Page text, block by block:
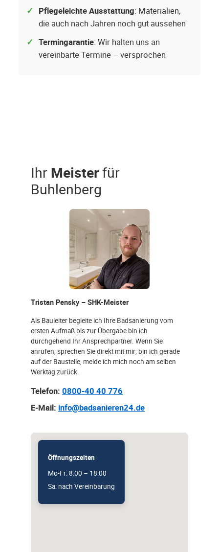
Pflegeleichte Ausstattung: Materialien,
die auch nach Jahren noch gut aussehen
Termingarantie: Wir halten uns an
vereinbarte Termine – versprochen
Ihr Meisterfür
Buhlenberg
Tristan Pensky – SHK-Meister
Als Bauleiter begleite ich Ihre Badsanierung vom
ersten Aufmaß bis zur Übergabe bin ich
durchgehend Ihr Ansprechpartner. Wenn Sie
anrufen, sprechen Sie direkt mit mir; bin ich gerade
auf der Baustelle, melde ich mich noch am selben
Werktag zurück.
Telefon: 0800-40 40 776
E-Mail: info@badsanieren24.de
Öffnungszeiten
Mo-Fr: 8:00 – 18:00
Sa: nach Vereinbarung